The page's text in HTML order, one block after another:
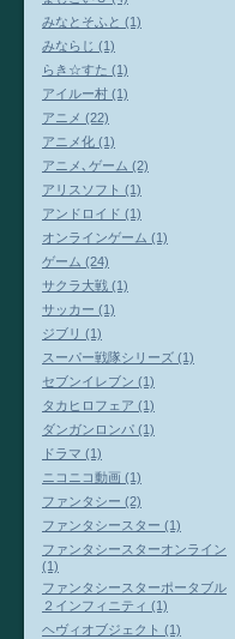
みなとそふと (1)
みならじ (1)
らき☆すた (1)
アイルー村 (1)
アニメ (22)
アニメ化 (1)
アニメ､ゲーム (2)
アリスソフト (1)
アンドロイド (1)
オンラインゲーム (1)
ゲーム (24)
サクラ大戦 (1)
サッカー (1)
ジブリ (1)
スーパー戦隊シリーズ (1)
セブンイレブン (1)
タカヒロフェア (1)
ダンガンロンパ (1)
ドラマ (1)
ニコニコ動画 (1)
ファンタシー (2)
ファンタシースター (1)
ファンタシースターオンライン
(1)
ファンタシースターポータブル
２インフィニティ (1)
ヘヴィオブジェクト (1)